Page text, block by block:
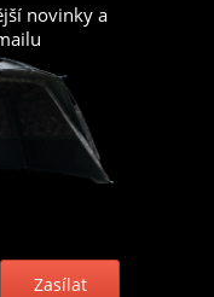
novinky a
Zasílat